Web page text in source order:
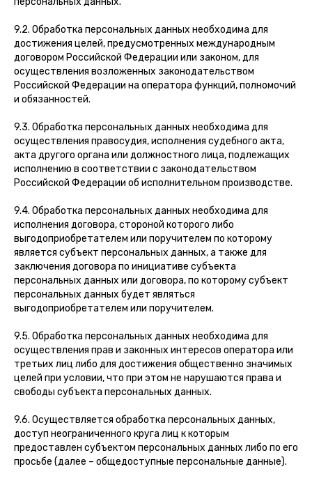
9.2. Обработка персональных данных необходима для
достижения целей, предусмотренных международным
договором Российской Федерации или законом, для
осуществления возложенных законодательством
Российской Федерации на оператора функций, полномочий
и обязанностей.
9.3. Обработка персональных данных необходима для
осуществления правосудия, исполнения судебного акта,
акта другого органа или должностного лица, подлежащих
исполнению в соответствии с законодательством
Российской Федерации об исполнительном производстве.
9.4. Обработка персональных данных необходима для
исполнения договора, стороной которого либо
выгодоприобретателем или поручителем по которому
является субъект персональных данных, а также для
заключения договора по инициативе субъекта
персональных данных или договора, по которому субъект
персональных данных будет являться
выгодоприобретателем или поручителем.
9.5. Обработка персональных данных необходима для
осуществления прав и законных интересов оператора или
третьих лиц либо для достижения общественно значимых
целей при условии, что при этом не нарушаются права и
свободы субъекта персональных данных.
9.6. Осуществляется обработка персональных данных,
доступ неограниченного круга лиц к которым
предоставлен субъектом персональных данных либо по его
просьбе (далее – общедоступные персональные данные).